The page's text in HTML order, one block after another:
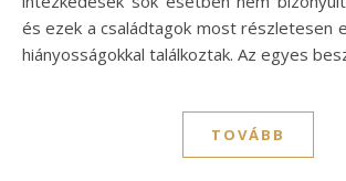
és ezek a családtagok most részletesen
hiányosságokkal találkoztak. Az egyes
TOVÁBB